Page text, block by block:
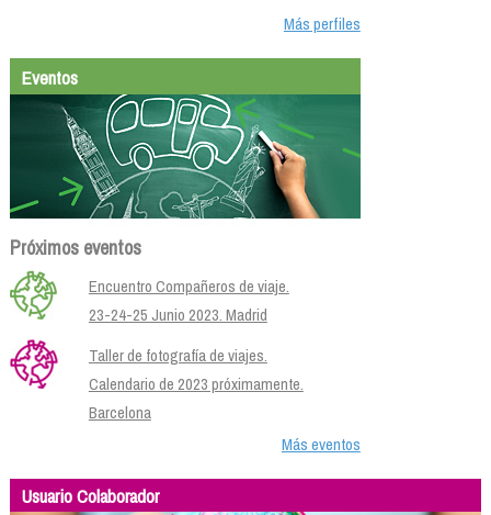
Más perfiles
Eventos
Próximos eventos
Encuentro Compañeros de viaje.
23-24-25 Junio 2023. Madrid
Taller de fotografía de viajes.
Calendario de 2023 próximamente.
Barcelona
Más eventos
Usuario Colaborador